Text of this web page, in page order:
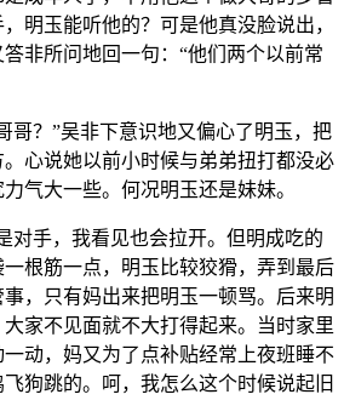
明玉能听他的？可是他真没脸说出，
非所问地回一句：“他们两个以前常
哥？”吴非下意识地又偏心了明玉，把
心说她以前小时候与弟弟扭打都没必
气大一些。何况明玉还是妹妹。
对手，我看见也会拉开。但明成吃的
根筋一点，明玉比较狡猾，弄到最后
，只有妈出来把明玉一顿骂。后来明
家不见面就不大打得起来。当时家里
动，妈又为了点补贴经常上夜班睡不
狗跳的。呵，我怎么这个时候说起旧